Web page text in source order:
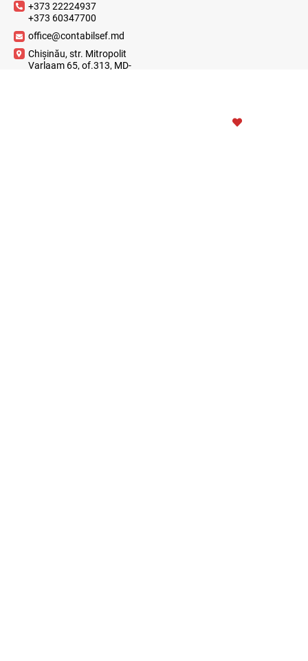
+373 22224937
+373 60347700
office@contabilsef.md
Chișinău, str. Mitropolit
Varlaam 65, of.313, MD-